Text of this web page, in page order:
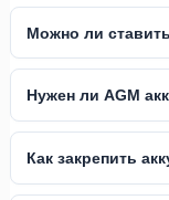
Можно ли
Нужен ли AGM
Как закрепить